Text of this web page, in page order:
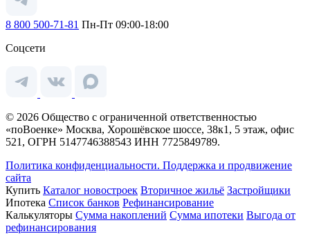
8 800 500-71-81 Пн-Пт 09:00-18:00
Соцсети
© 2026 Общество с ограниченной ответственностью
«поВоенке» Москва, Хорошёвское шоссе, 38к1, 5 этаж, офис
521, ОГРН 5147746388543 ИНН 7725849789.
Политика конфиденциальности. Поддержка и продвижение
сайта
Купить Каталог новостроек Вторичное жильё Застройщики
Ипотека Список банков Рефинансирование
Калькуляторы Сумма накоплений Сумма ипотеки Выгода от
рефинансирования